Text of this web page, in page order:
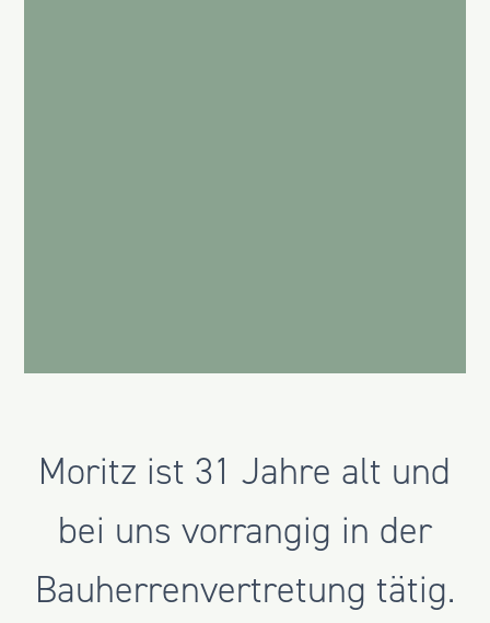
Moritz ist 31 Jahre alt und
bei uns vorrangig in der
Bauherrenvertretung tätig.